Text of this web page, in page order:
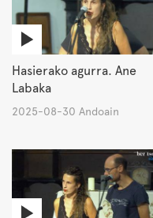
Hasierako agurra. Ane
Labaka
2025-08-30 Andoain